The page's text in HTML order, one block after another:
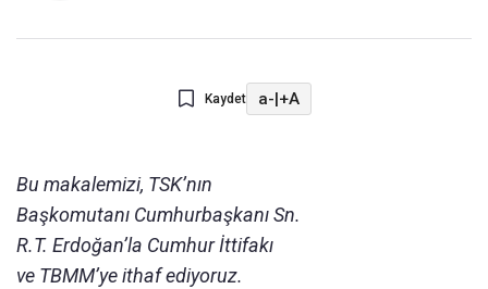
Kaydet a-|+A
Bu makalemizi, TSK’nın
Başkomutanı Cumhurbaşkanı Sn.
R.T. Erdoğan’la Cumhur İttifakı
ve TBMM’ye ithaf ediyoruz.